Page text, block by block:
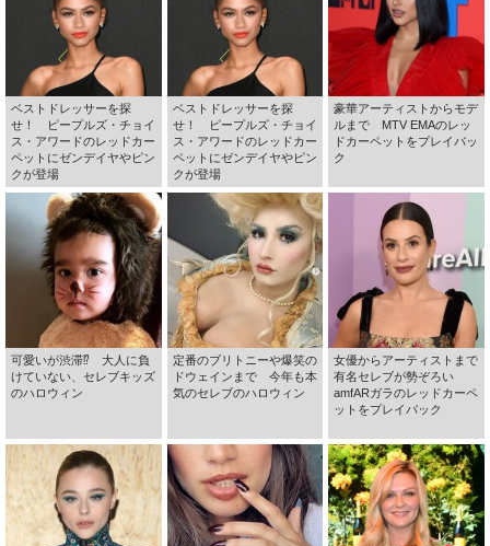
ベストドレッサーを探
せ！ ピープルズ・チョイ
ス・アワードのレッドカー
ペットにゼンデイヤやピン
クが登場
ベストドレッサーを探
せ！ ピープルズ・チョイ
ス・アワードのレッドカー
ペットにゼンデイヤやピン
クが登場
豪華アーティストからモデ
ルまで MTV EMAのレッ
ドカーペットをプレイバッ
ク
可愛いが渋滞⁉ 大人に負
けていない、セレブキッズ
のハロウィン
定番のブリトニーや爆笑の
ドウェインまで 今年も本
気のセレブのハロウィン
女優からアーティストまで
有名セレブが勢ぞろい
amfARガラのレッドカーペ
ットをプレイバック